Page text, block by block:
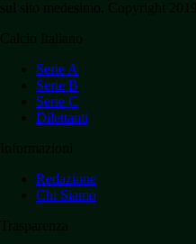
Serie A
Serie B
Serie C
Dilettanti
Redazione
Chi Siamo